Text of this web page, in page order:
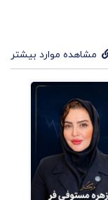
تمامی
به
خواهان
کسب‌وکار
مشاهده موارد بیشتر